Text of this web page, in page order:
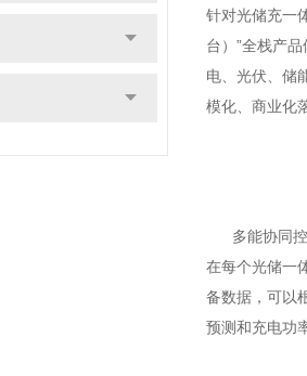
针对光储充一
台）”全栈产
电、光伏、储
模化、商业化
多能协同
在每个光储一
备数据，可以
预测和充电功